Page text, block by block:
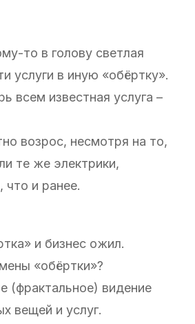
то в голову светлая
услуги в иную «обёртку».
всем известная услуга –
возрос, несмотря на то,
те же электрики,
что и ранее.
и бизнес ожил.
«обёртки»?
(фрактальное) видение
вещей и услуг.